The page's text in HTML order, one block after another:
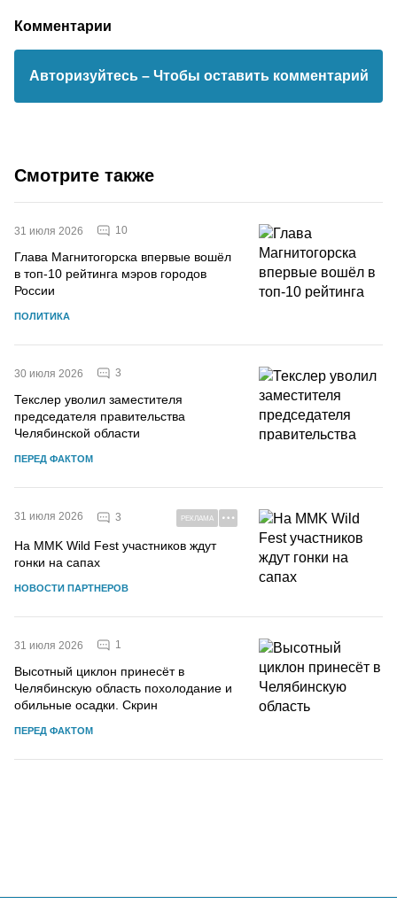
Комментарии
Авторизуйтесь – Чтобы оставить комментарий
Смотрите также
31 июля 2026 10
Глава Магнитогорска впервые вошёл
в топ-10 рейтинга мэров городов
России
ПОЛИТИКА
30 июля 2026 3
Текслер уволил заместителя
председателя правительства
Челябинской области
ПЕРЕД ФАКТОМ
31 июля 2026 3 РЕКЛАМА
На MMK Wild Fest участников ждут
гонки на сапах
НОВОСТИ ПАРТНЕРОВ
31 июля 2026 1
Высотный циклон принесёт в
Челябинскую область похолодание и
обильные осадки. Скрин
ПЕРЕД ФАКТОМ